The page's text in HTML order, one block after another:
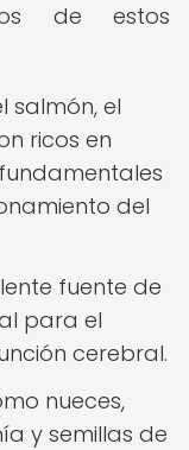
de estos
salmón, el
ricos en
del
fuente de
para el
cerebral.
nueces,
y semillas de